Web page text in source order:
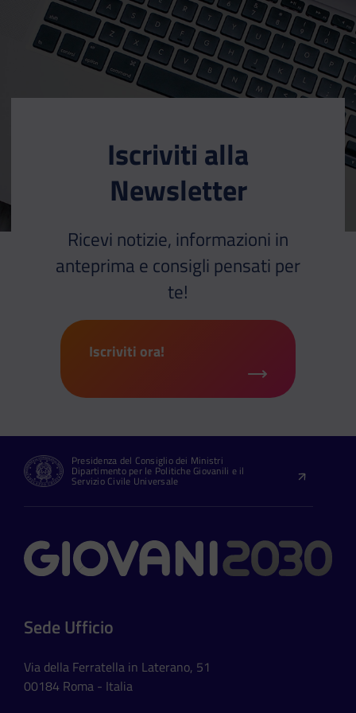
Iscriviti alla
Newsletter
Ricevi notizie, informazioni in
anteprima e consigli pensati per
te!
Iscriviti ora!
Presidenza del Consiglio dei Ministri
Dipartimento per le Politiche Giovanili e il
Servizio Civile Universale
Contatti
Sede Ufficio
Via della Ferratella in Laterano, 51
00184 Roma - Italia